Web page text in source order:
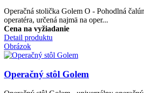
Operačná stolička Golem O - Pohodlná
operatéra, určená najmä na oper...
Cena na vyžiadanie
Detail produktu
Obrázok
Operačný stôl Golem